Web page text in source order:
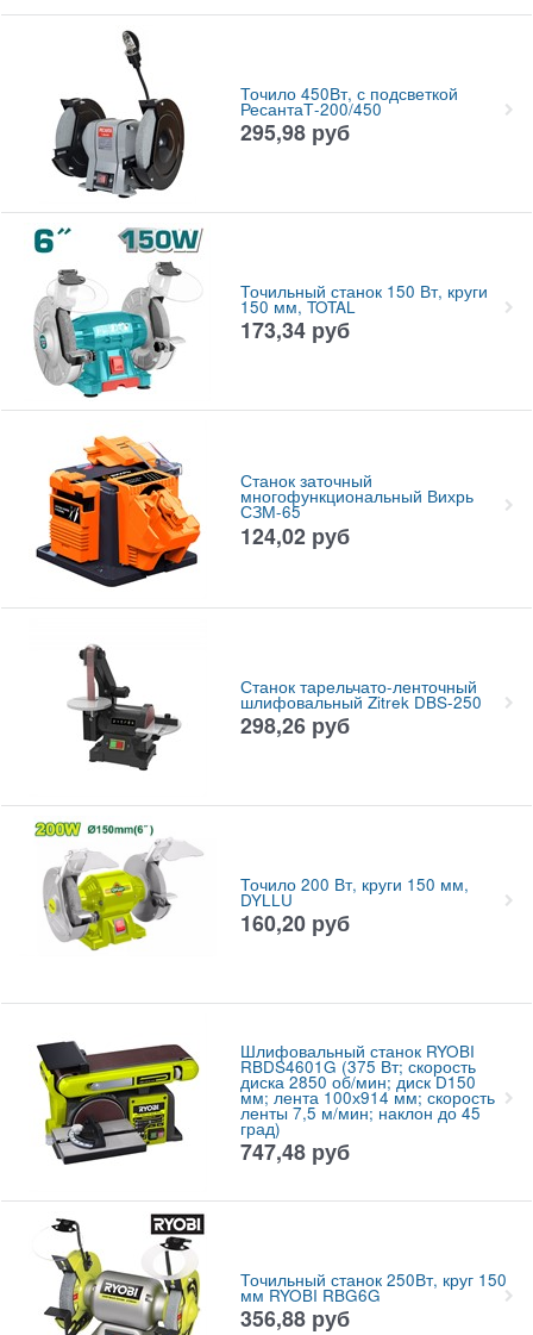
Точило 450Вт, с подсветкой
РесантаТ-200/450
295,98 руб
Точильный станок 150 Вт, круги
150 мм, TOTAL
173,34 руб
Станок заточный
многофункциональный Вихрь
СЗМ-65
124,02 руб
Станок тарельчато-ленточный
шлифовальный Zitrek DBS-250
298,26 руб
Точило 200 Вт, круги 150 мм,
DYLLU
160,20 руб
Шлифовальный станок RYOBI
RBDS4601G (375 Вт; скорость
диска 2850 об/мин; диск D150
мм; лента 100х914 мм; скорость
ленты 7,5 м/мин; наклон до 45
град)
747,48 руб
Точильный станок 250Вт, круг 150
мм RYOBI RBG6G
356,88 руб